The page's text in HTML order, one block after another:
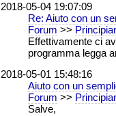
2018-05-04 19:07:09
Re: Aiuto con un
Forum >>
Effettivamente ci
programma legga
2018-05-01 15:48:16
Aiuto con un
Forum >>
Salve,